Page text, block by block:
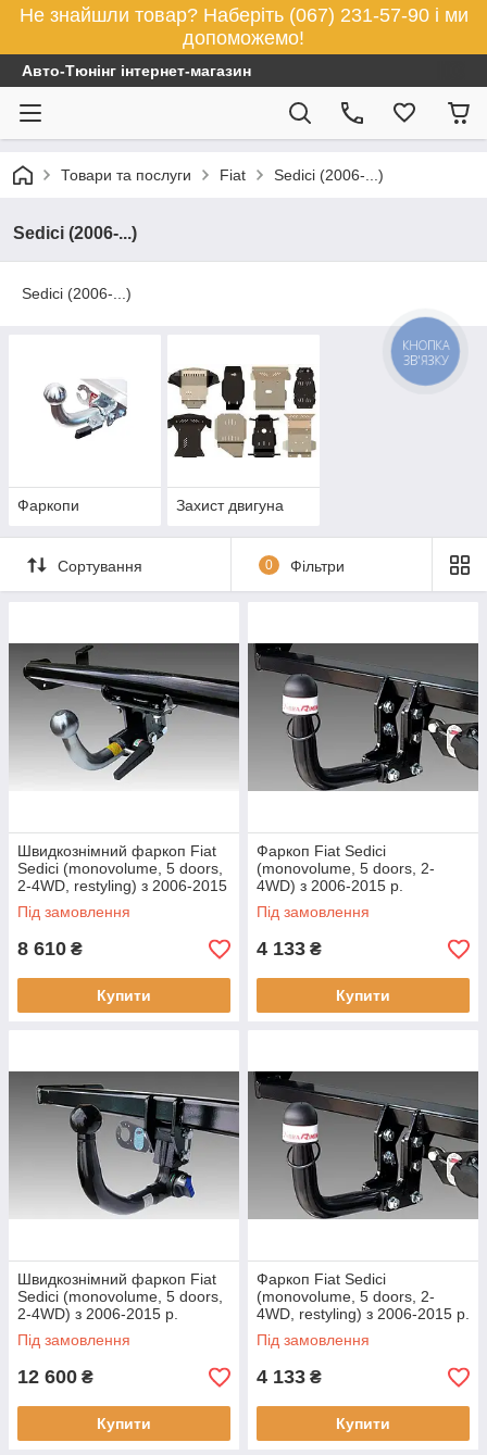
Не знайшли товар? Наберіть (067) 231-57-90 і ми
допоможемо!
Авто-Тюнінг інтернет-магазин
Товари та послуги Fiat Sedici (2006-...)
Sedici (2006-...)
Sedici (2006-...)
Фаркопи Захист двигуна
Сортування 0 Фільтри
Швидкознімний фаркоп Fiat
Sedici (monovolume, 5 doors,
2-4WD, restyling) з 2006-2015
р.
Під замовлення
8 610 ₴
Купити
Фаркоп Fiat Sedici
(monovolume, 5 doors, 2-
4WD) з 2006-2015 р.
Під замовлення
4 133 ₴
Купити
Швидкознімний фаркоп Fiat
Sedici (monovolume, 5 doors,
2-4WD) з 2006-2015 р.
Під замовлення
12 600 ₴
Купити
Фаркоп Fiat Sedici
(monovolume, 5 doors, 2-
4WD, restyling) з 2006-2015 р.
Під замовлення
4 133 ₴
Купити
КНОПКА
ЗВ'ЯЗКУ